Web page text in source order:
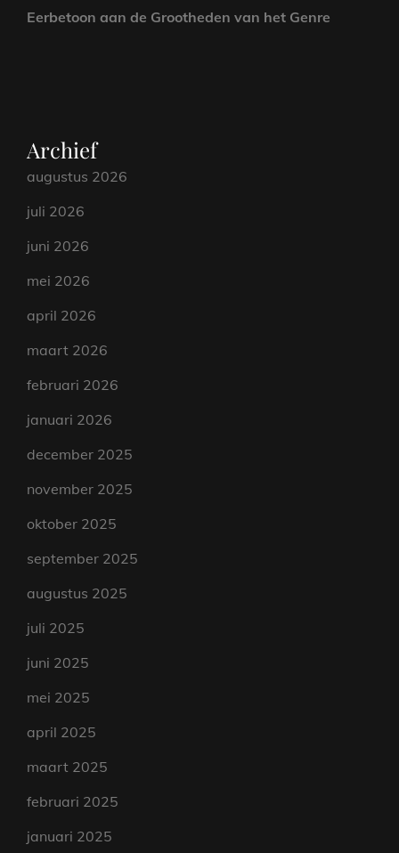
Eerbetoon aan de Grootheden van het Genre
Archief
augustus 2026
juli 2026
juni 2026
mei 2026
april 2026
maart 2026
februari 2026
januari 2026
december 2025
november 2025
oktober 2025
september 2025
augustus 2025
juli 2025
juni 2025
mei 2025
april 2025
maart 2025
februari 2025
januari 2025